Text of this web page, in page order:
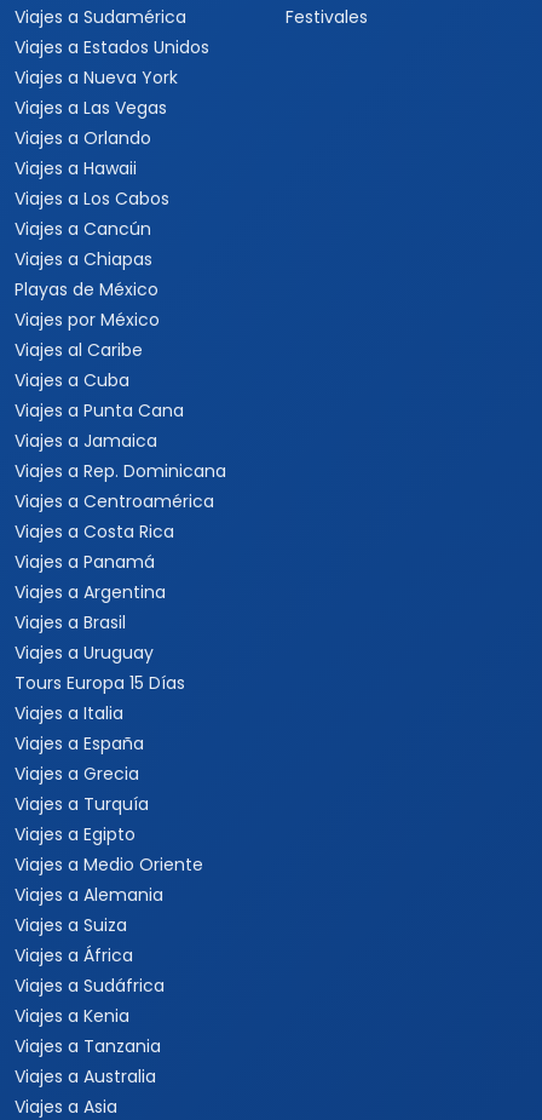
Viajes a Sudamérica
Viajes a Estados Unidos
Viajes a Nueva York
Viajes a Las Vegas
Viajes a Orlando
Viajes a Hawaii
Viajes a Los Cabos
Viajes a Cancún
Viajes a Chiapas
Playas de México
Viajes por México
Viajes al Caribe
Viajes a Cuba
Viajes a Punta Cana
Viajes a Jamaica
Viajes a Rep. Dominicana
Viajes a Centroamérica
Viajes a Costa Rica
Viajes a Panamá
Viajes a Argentina
Viajes a Brasil
Viajes a Uruguay
Tours Europa 15 Días
Viajes a Italia
Viajes a España
Viajes a Grecia
Viajes a Turquía
Viajes a Egipto
Viajes a Medio Oriente
Viajes a Alemania
Viajes a Suiza
Viajes a África
Viajes a Sudáfrica
Viajes a Kenia
Viajes a Tanzania
Viajes a Australia
Viajes a Asia
Festivales